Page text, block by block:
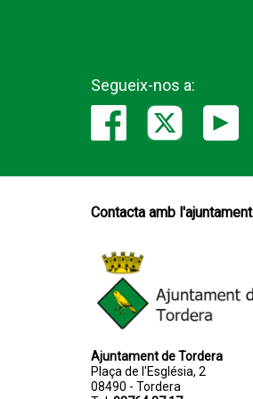
Segueix-nos a:
Contacta amb l'ajuntament
Ajuntament de Tordera
Plaça de l'Església, 2
08490 - Tordera